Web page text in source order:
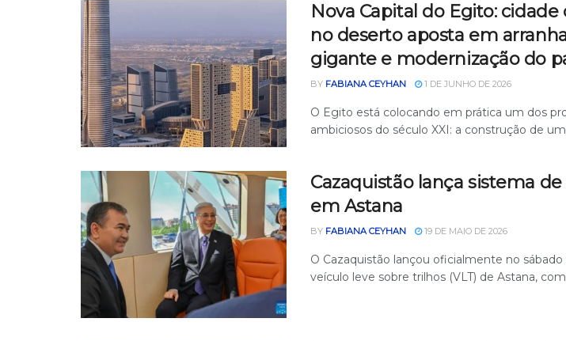
Nova Capital do Egito:
no deserto aposta em
gigante e modernização do
BY FABIANA CEYHAN 1 DE JUNHO DE 2026
O Egito está colocando em prática um dos
ambiciosos do século XXI: a construção de
Cazaquistão lança sistema
em Astana
BY FABIANA CEYHAN 19 DE MAIO DE 2026
O Cazaquistão lançou oficialmente no
veículo leve sobre trilhos (VLT) de Astana,